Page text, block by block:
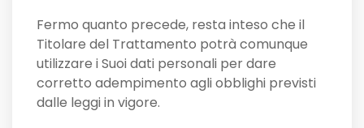
Fermo quanto precede, resta inteso che il
Titolare del Trattamento potrà comunque
utilizzare i Suoi dati personali per dare
corretto adempimento agli obblighi previsti
dalle leggi in vigore.